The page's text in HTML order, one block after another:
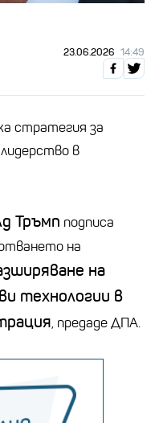
23.06.2026 14:49
стратегия за
в
Тръмп подписа
на
на
технологии в
, предаде ДПА.